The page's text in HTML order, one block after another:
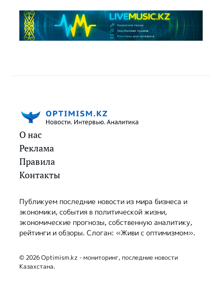
О нас
Реклама
Правила
Контакты
Публикуем последние новости из мира бизнеса и
экономики, события в политической жизни,
экономические прогнозы, собственную аналитику,
рейтинги и обзоры. Слоган: «Живи с оптимизмом».
© 2026 Optimism.kz - мониторинг, последние новости
Казахстана.